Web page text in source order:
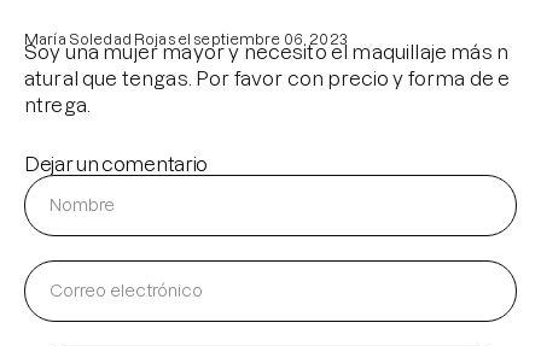
María Soledad Rojas el septiembre 06, 2023
Soy una mujer mayor y necesito el maquillaje más n
atural que tengas. Por favor con precio y forma de e
ntrega.
Dejar un comentario
Nombre
Correo
electrónico